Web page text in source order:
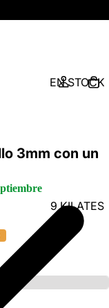
EN STOCK
9 KILATES
3mm con un